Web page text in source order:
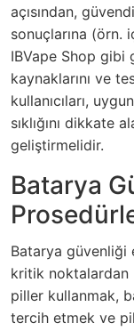
açısından,
sonuçlarına (örn.
IBVape Shop gibi
kaynaklarını ve
kullanıcıları,
sıklığını dikkate
geliştirmelidir.
Batarya
Batarya güvenliği
kritik noktalardan
piller kullanmak,
tercih etmek ve